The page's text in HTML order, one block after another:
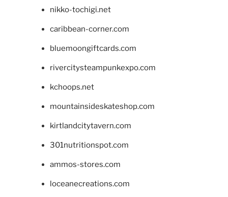
nikko-tochigi.net
caribbean-corner.com
bluemoongiftcards.com
rivercitysteampunkexpo.com
kchoops.net
mountainsideskateshop.com
kirtlandcitytavern.com
301nutritionspot.com
ammos-stores.com
loceanecreations.com